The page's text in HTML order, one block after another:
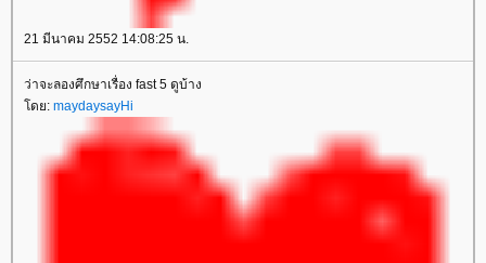
21 มีนาคม 2552 14:08:25 น.
ว่าจะลองศึกษาเรื่อง fast 5 ดูบ้าง
ดย: maydaysayHi